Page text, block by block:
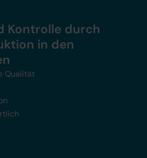
Kontrolle durch
in den
Qualität